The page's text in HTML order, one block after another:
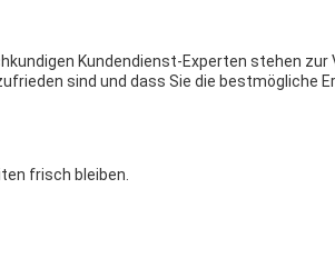
Kundendienst-Experten stehen zur
sind und dass Sie die bestmögliche
frisch bleiben.